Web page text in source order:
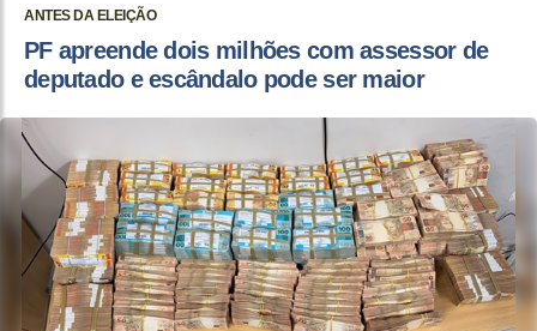
ANTES DA ELEIÇÃO
PF apreende dois milhões com assessor de
deputado e escândalo pode ser maior